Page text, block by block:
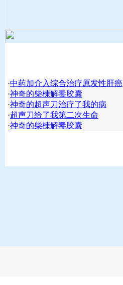
·中药加介入综合治疗原发性肝癌
·神奇的柴楝解毒胶囊
·神奇的超声刀治疗了我的病
·超声刀给了我第二次生命
·神奇的柴楝解毒胶囊